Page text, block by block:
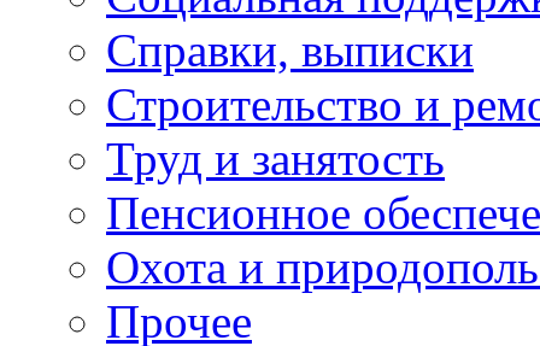
Справки, выписки
Строительство и
Труд и занятость
Пенсионное
Охота и
Прочее